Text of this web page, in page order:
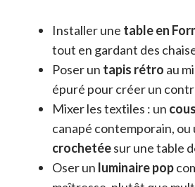
Installer une table en
tout en gardant des
Poser un tapis rétro au
épuré pour créer un
Mixer les textiles : un
canapé contemporain, ou
crochetéesur une table
Oser un luminaire pop